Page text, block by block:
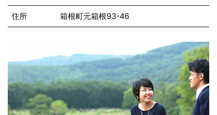
住所 箱根町元箱根93-46